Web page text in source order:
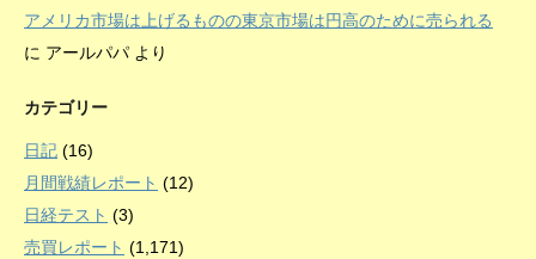
アメリカ市場は上げるものの東京市場は円高のために売られる
に アールパパ より
カテゴリー
日記 (16)
月間戦績レポート (12)
日経テスト (3)
売買レポート (1,171)